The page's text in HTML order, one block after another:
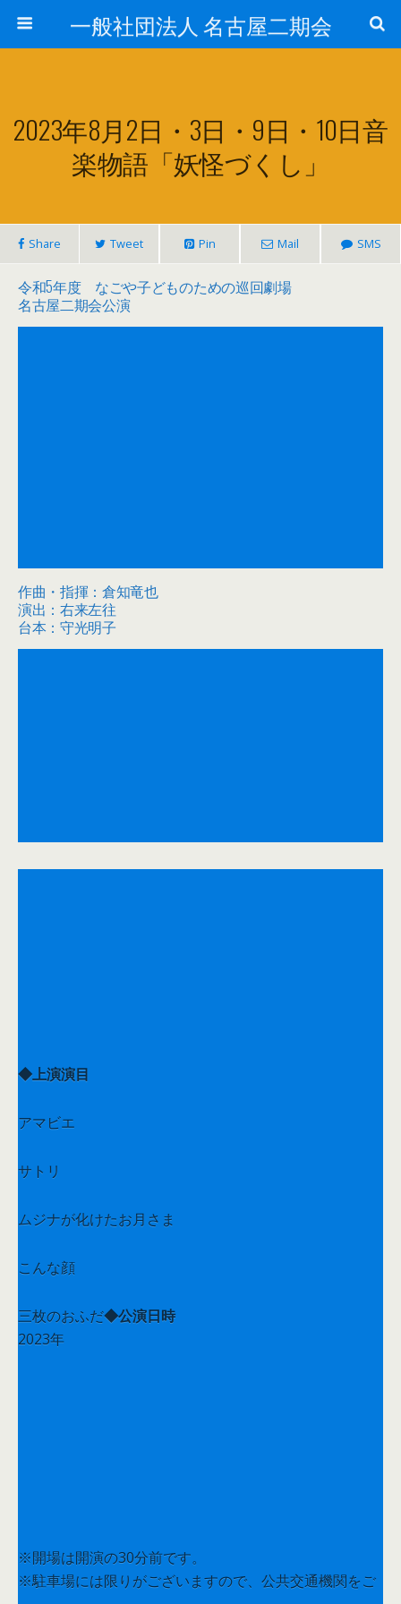
一般社団法人 名古屋二期会
2023年8月2日・3日・9日・10日音
楽物語「妖怪づくし」
Share Tweet Pin Mail SMS
令和5年度 なごや子どものための巡回劇場
名古屋二期会公演
作曲・指揮：倉知竜也
演出：右来左往
台本：守光明子
◆上演演目
アマビエ
サトリ
ムジナが化けたお月さま
こんな顔
三枚のおふだ◆公演日時
2023年
※開場は開演の30分前です。
※駐車場には限りがございますので、公共交通機関をご